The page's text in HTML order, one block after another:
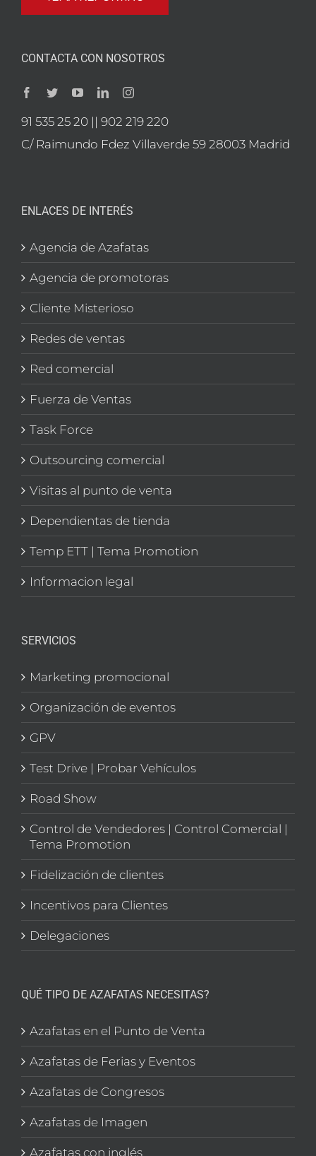
CONTACTA CON NOSOTROS
91 535 25 20 || 902 219 220
C/ Raimundo Fdez Villaverde 59 28003 Madrid
ENLACES DE INTERÉS
Agencia de Azafatas
Agencia de promotoras
Cliente Misterioso
Redes de ventas
Red comercial
Fuerza de Ventas
Task Force
Outsourcing comercial
Visitas al punto de venta
Dependientas de tienda
Temp ETT | Tema Promotion
Informacion legal
SERVICIOS
Marketing promocional
Organización de eventos
GPV
Test Drive | Probar Vehículos
Road Show
Control de Vendedores | Control Comercial |
Tema Promotion
Fidelización de clientes
Incentivos para Clientes
Delegaciones
QUÉ TIPO DE AZAFATAS NECESITAS?
Azafatas en el Punto de Venta
Azafatas de Ferias y Eventos
Azafatas de Congresos
Azafatas de Imagen
Azafatas con inglés